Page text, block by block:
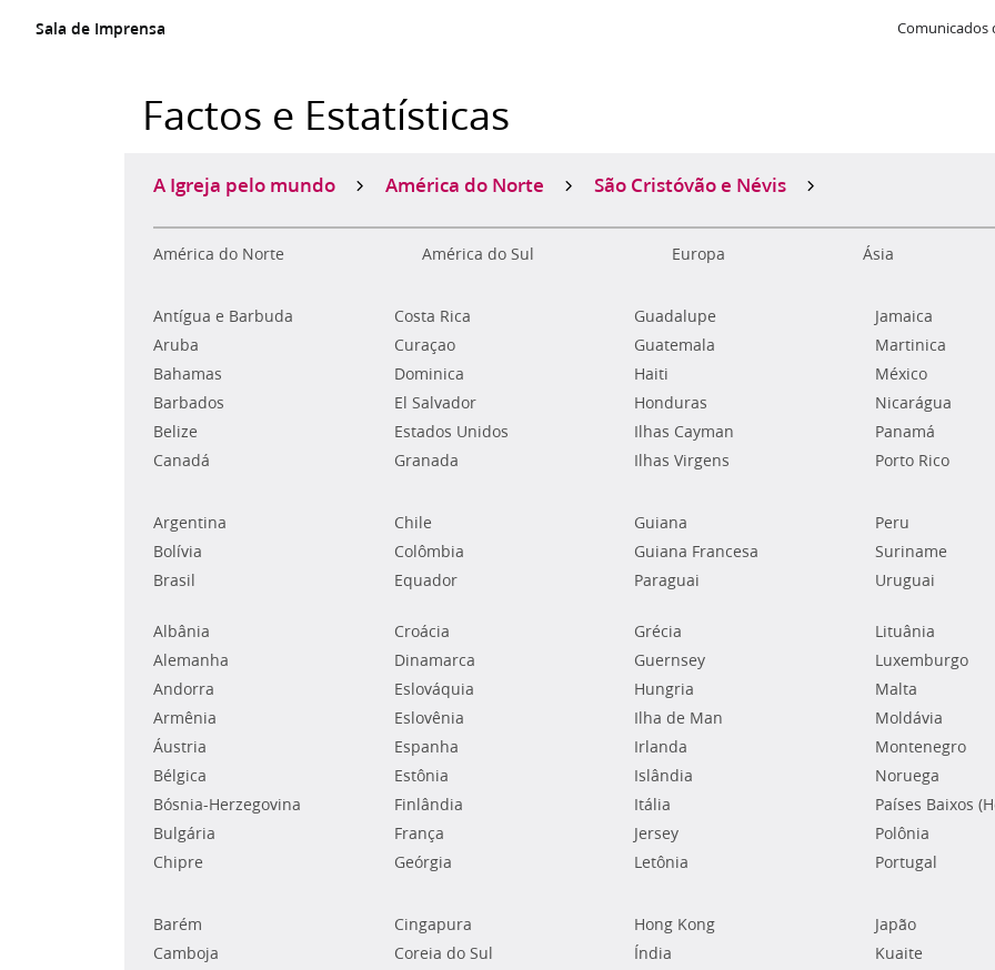
Sala de Imprensa Comunicados
Factos e Estatísticas
A Igreja pelo mundo América do Norte São Cristóvão e Névis
América do Norte América do Sul Europa Ásia
Antígua e Barbuda
Aruba
Bahamas
Barbados
Belize
Canadá
Costa Rica
Curaçao
Dominica
El Salvador
Estados Unidos
Granada
Guadalupe
Guatemala
Haiti
Honduras
Ilhas Cayman
Ilhas Virgens
Jamaica
Martinica
México
Nicarágua
Panamá
Porto Rico
Argentina
Bolívia
Brasil
Chile
Colômbia
Equador
Guiana
Guiana Francesa
Paraguai
Peru
Suriname
Uruguai
Albânia
Alemanha
Andorra
Armênia
Áustria
Bélgica
Bósnia-Herzegovina
Bulgária
Chipre
Croácia
Dinamarca
Eslováquia
Eslovênia
Espanha
Estônia
Finlândia
França
Geórgia
Grécia
Guernsey
Hungria
Ilha de Man
Irlanda
Islândia
Itália
Jersey
Letônia
Lituânia
Luxemburgo
Malta
Moldávia
Montenegro
Noruega
Países Baixos
Polônia
Portugal
Barém
Camboja
Cingapura
Coreia do Sul
Hong Kong
Índia
Japão
Kuaite